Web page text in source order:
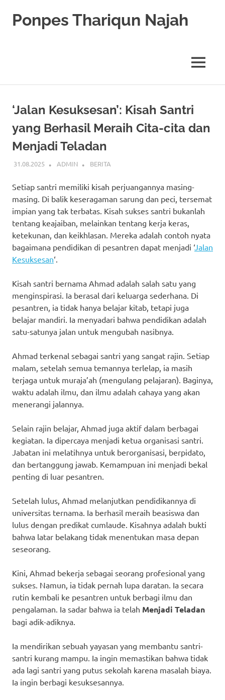
Ponpes Thariqun Najah
MENU
‘Jalan Kesuksesan’: Kisah Santri
yang Berhasil Meraih Cita-cita dan
Menjadi Teladan
31.08.2025 ADMIN BERITA
Setiap santri memiliki kisah perjuangannya masing-
masing. Di balik keseragaman sarung dan peci, tersemat
impian yang tak terbatas. Kisah sukses santri bukanlah
tentang keajaiban, melainkan tentang kerja keras,
ketekunan, dan keikhlasan. Mereka adalah contoh nyata
bagaimana pendidikan di pesantren dapat menjadi ‘Jalan
Kesuksesan‘.
Kisah santri bernama Ahmad adalah salah satu yang
menginspirasi. Ia berasal dari keluarga sederhana. Di
pesantren, ia tidak hanya belajar kitab, tetapi juga
belajar mandiri. Ia menyadari bahwa pendidikan adalah
satu-satunya jalan untuk mengubah nasibnya.
Ahmad terkenal sebagai santri yang sangat rajin. Setiap
malam, setelah semua temannya terlelap, ia masih
terjaga untuk muraja’ah (mengulang pelajaran). Baginya,
waktu adalah ilmu, dan ilmu adalah cahaya yang akan
menerangi jalannya.
Selain rajin belajar, Ahmad juga aktif dalam berbagai
kegiatan. Ia dipercaya menjadi ketua organisasi santri.
Jabatan ini melatihnya untuk berorganisasi, berpidato,
dan bertanggung jawab. Kemampuan ini menjadi bekal
penting di luar pesantren.
Setelah lulus, Ahmad melanjutkan pendidikannya di
universitas ternama. Ia berhasil meraih beasiswa dan
lulus dengan predikat cumlaude. Kisahnya adalah bukti
bahwa latar belakang tidak menentukan masa depan
seseorang.
Kini, Ahmad bekerja sebagai seorang profesional yang
sukses. Namun, ia tidak pernah lupa daratan. Ia secara
rutin kembali ke pesantren untuk berbagi ilmu dan
pengalaman. Ia sadar bahwa ia telah Menjadi Teladan
bagi adik-adiknya.
Ia mendirikan sebuah yayasan yang membantu santri-
santri kurang mampu. Ia ingin memastikan bahwa tidak
ada lagi santri yang putus sekolah karena masalah biaya.
Ia ingin berbagi kesuksesannya.